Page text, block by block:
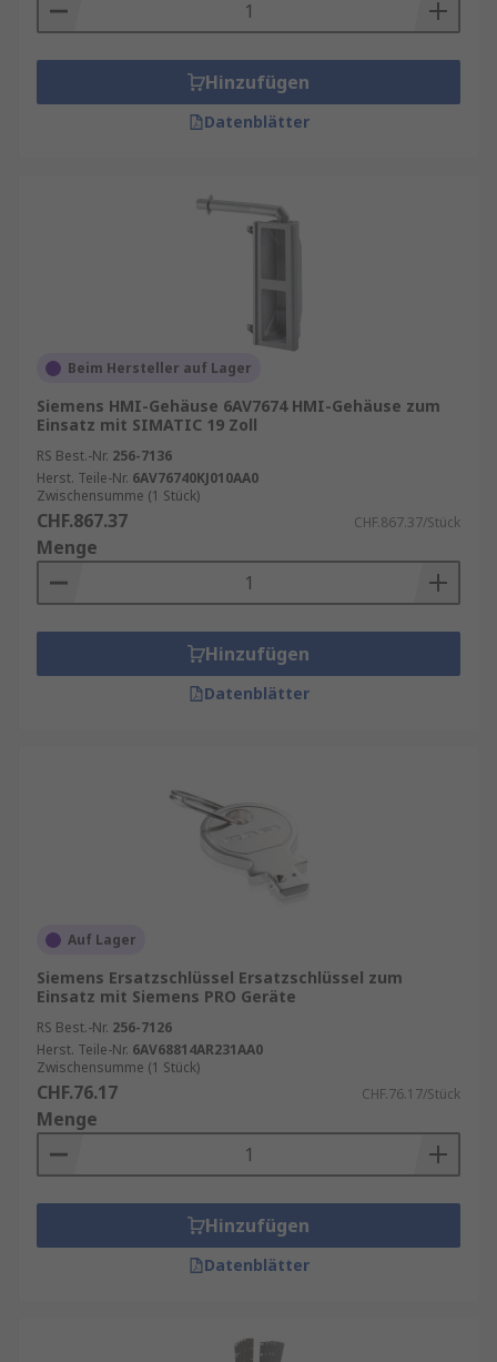
Hinzufügen
Datenblätter
Beim Hersteller auf Lager
Siemens HMI-Gehäuse 6AV7674 HMI-Gehäuse zum
Einsatz mit SIMATIC 19 Zoll
RS Best.-Nr. 256-7136
Herst. Teile-Nr. 6AV76740KJ010AA0
Zwischensumme (1 Stück)
CHF.867.37 CHF.867.37/Stück
Menge
Hinzufügen
Datenblätter
Auf Lager
Siemens Ersatzschlüssel Ersatzschlüssel zum
Einsatz mit Siemens PRO Geräte
RS Best.-Nr. 256-7126
Herst. Teile-Nr. 6AV68814AR231AA0
Zwischensumme (1 Stück)
CHF.76.17 CHF.76.17/Stück
Menge
Hinzufügen
Datenblätter